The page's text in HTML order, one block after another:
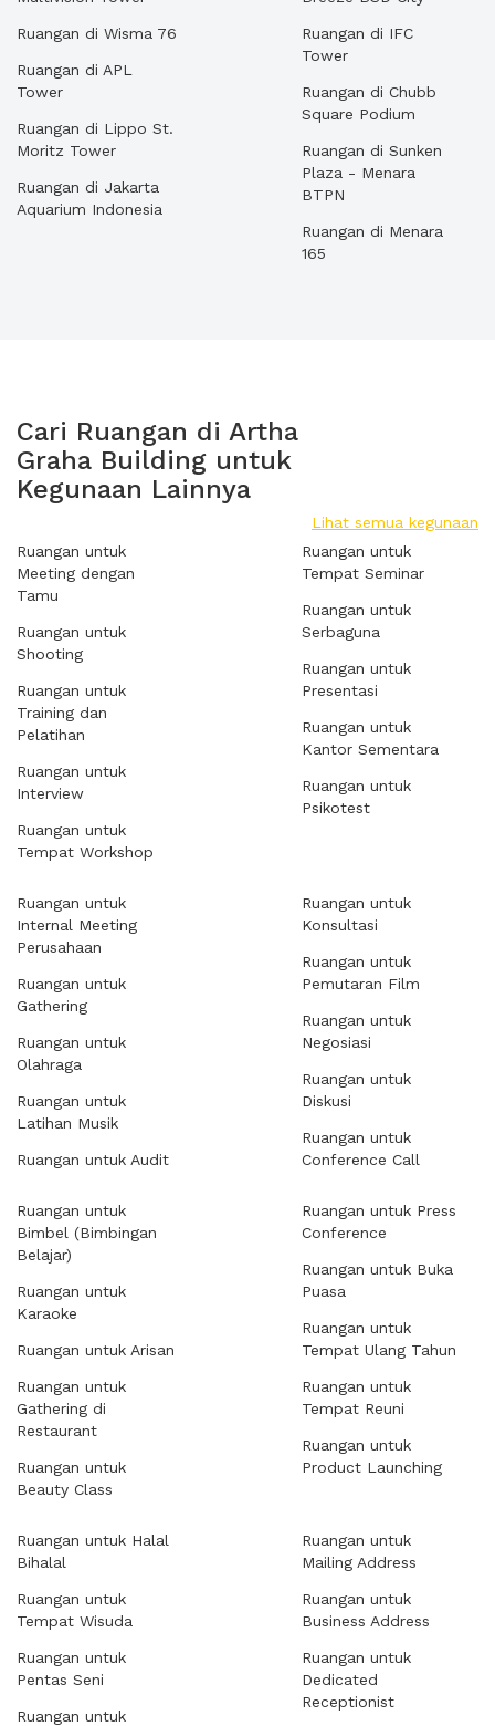
Ruangan di Wisma 76
Ruangan di APL
Tower
Ruangan di Lippo St.
Moritz Tower
Ruangan di Jakarta
Aquarium Indonesia
Ruangan di IFC
Tower
Ruangan di Chubb
Square Podium
Ruangan di Sunken
Plaza - Menara
BTPN
Ruangan di Menara
165
Cari Ruangan di Artha
Graha Building untuk
Kegunaan Lainnya
Lihat semua kegunaan
Ruangan untuk
Meeting dengan
Tamu
Ruangan untuk
Shooting
Ruangan untuk
Training dan
Pelatihan
Ruangan untuk
Interview
Ruangan untuk
Tempat Workshop
Ruangan untuk
Tempat Seminar
Ruangan untuk
Serbaguna
Ruangan untuk
Presentasi
Ruangan untuk
Kantor Sementara
Ruangan untuk
Psikotest
Ruangan untuk
Internal Meeting
Perusahaan
Ruangan untuk
Gathering
Ruangan untuk
Olahraga
Ruangan untuk
Latihan Musik
Ruangan untuk Audit
Ruangan untuk
Konsultasi
Ruangan untuk
Pemutaran Film
Ruangan untuk
Negosiasi
Ruangan untuk
Diskusi
Ruangan untuk
Conference Call
Ruangan untuk
Bimbel (Bimbingan
Belajar)
Ruangan untuk
Karaoke
Ruangan untuk Arisan
Ruangan untuk
Gathering di
Restaurant
Ruangan untuk
Beauty Class
Ruangan untuk Press
Conference
Ruangan untuk Buka
Puasa
Ruangan untuk
Tempat Ulang Tahun
Ruangan untuk
Tempat Reuni
Ruangan untuk
Product Launching
Ruangan untuk Halal
Bihalal
Ruangan untuk
Tempat Wisuda
Ruangan untuk
Pentas Seni
Ruangan untuk
Ruangan untuk
Mailing Address
Ruangan untuk
Business Address
Ruangan untuk
Dedicated
Receptionist